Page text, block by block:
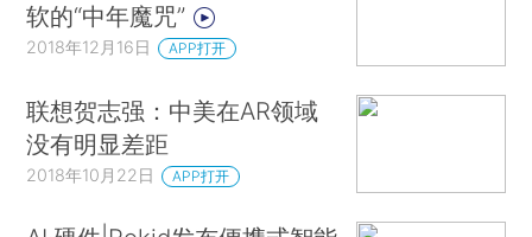
软的“中年魔咒”
2018年12月16日 APP打开
联想贺志强：中美在AR领域
没有明显差距
2018年10月22日 APP打开